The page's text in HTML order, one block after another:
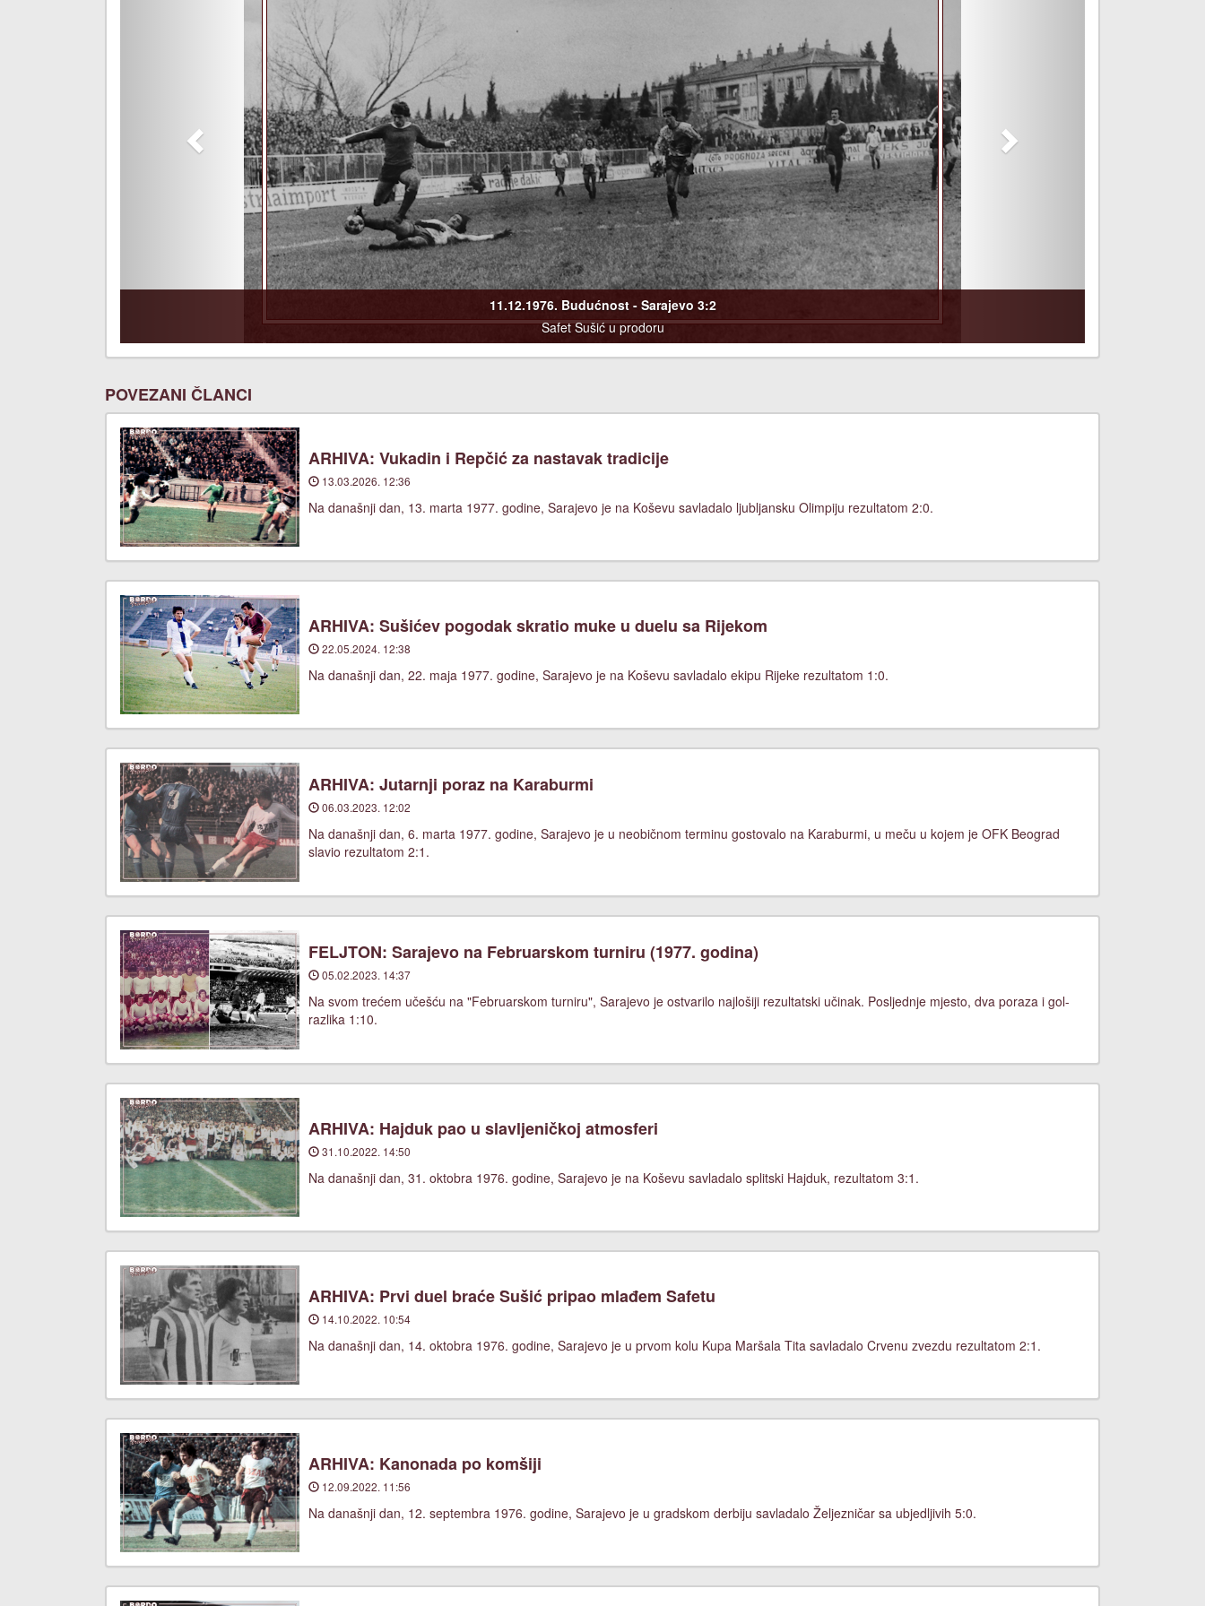
11.12.1976. Budućnost - Sarajevo 3:2
Safet Sušić u prodoru
POVEZANI ČLANCI
ARHIVA: Vukadin i Repčić za nastavak tradicije
13.03.2026. 12:36
Na današnji dan, 13. marta 1977. godine, Sarajevo je na Koševu savladalo ljubljansku Olimpiju rezultatom 2:0.
ARHIVA: Sušićev pogodak skratio muke u duelu sa Rijekom
22.05.2024. 12:38
Na današnji dan, 22. maja 1977. godine, Sarajevo je na Koševu savladalo ekipu Rijeke rezultatom 1:0.
ARHIVA: Jutarnji poraz na Karaburmi
06.03.2023. 12:02
Na današnji dan, 6. marta 1977. godine, Sarajevo je u neobičnom terminu gostovalo na Karaburmi, u meču u kojem je OFK Beograd
slavio rezultatom 2:1.
FELJTON: Sarajevo na Februarskom turniru (1977. godina)
05.02.2023. 14:37
Na svom trećem učešću na "Februarskom turniru", Sarajevo je ostvarilo najlošiji rezultatski učinak. Posljednje mjesto, dva poraza i gol-
razlika 1:10.
ARHIVA: Hajduk pao u slavljeničkoj atmosferi
31.10.2022. 14:50
Na današnji dan, 31. oktobra 1976. godine, Sarajevo je na Koševu savladalo splitski Hajduk, rezultatom 3:1.
ARHIVA: Prvi duel braće Sušić pripao mlađem Safetu
14.10.2022. 10:54
Na današnji dan, 14. oktobra 1976. godine, Sarajevo je u prvom kolu Kupa Maršala Tita savladalo Crvenu zvezdu rezultatom 2:1.
ARHIVA: Kanonada po komšiji
12.09.2022. 11:56
Na današnji dan, 12. septembra 1976. godine, Sarajevo je u gradskom derbiju savladalo Željezničar sa ubjedljivih 5:0.